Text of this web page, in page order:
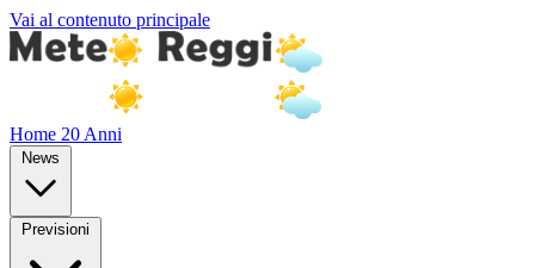
Vai al contenuto principale
Home 20 Anni
News
Previsioni